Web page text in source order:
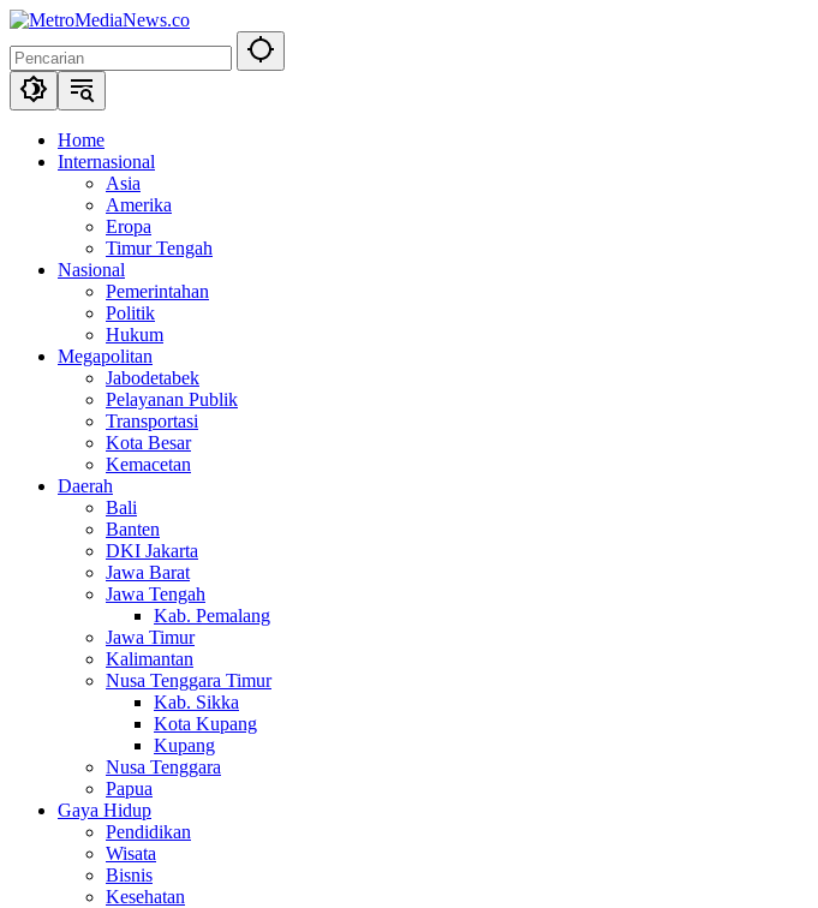
Langsung
konten
Home
Internasional
Asia
Amerika
Eropa
Timur Tengah
Nasional
Pemerintahan
Politik
Hukum
Megapolitan
Jabodetabek
Pelayanan Publik
Transportasi
Kota Besar
Kemacetan
Daerah
Bali
Banten
DKI Jakarta
Jawa Barat
Jawa Tengah
Kab. Pemalang
Jawa Timur
Kalimantan
Nusa Tenggara Timur
Kab. Sikka
Kota Kupang
Kupang
Nusa Tenggara
Papua
Gaya Hidup
Pendidikan
Wisata
Bisnis
Kesehatan